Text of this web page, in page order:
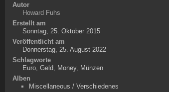
Autor
Howard Fuhs
Erstellt am
Sonntag, 25. Oktober 2015
Veröffentlicht am
Donnerstag, 25. August 2022
Schlagworte
Euro, Geld, Money, Münzen
Alben
Miscellaneous / Verschiedenes